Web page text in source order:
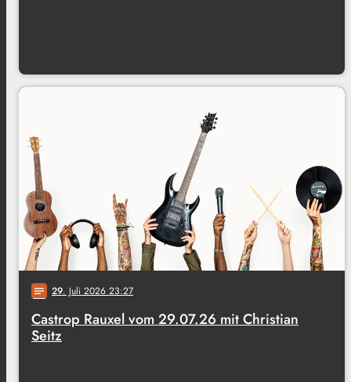
notes 29. Juli 2026 23:27
Castrop Rauxel vom 29.07.26 mit Christian
Seitz